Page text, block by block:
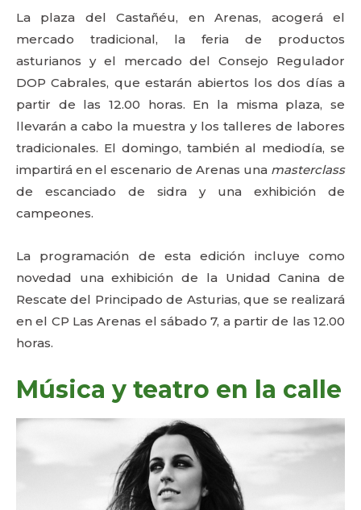
La plaza del Castañéu, en Arenas, acogerá el
mercado tradicional, la feria de productos
asturianos y el mercado del Consejo Regulador
DOP Cabrales, que estarán abiertos los dos días a
partir de las 12.00 horas. En la misma plaza, se
llevarán a cabo la muestra y los talleres de labores
tradicionales. El domingo, también al mediodía, se
impartirá en el escenario de Arenas una masterclass
de escanciado de sidra y una exhibición de
campeones.
La programación de esta edición incluye como
novedad una exhibición de la Unidad Canina de
Rescate del Principado de Asturias, que se realizará
en el CP Las Arenas el sábado 7, a partir de las 12.00
horas.
Música y teatro en la calle